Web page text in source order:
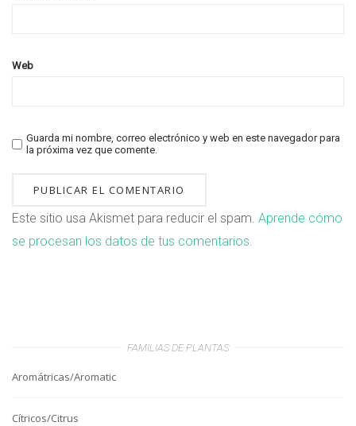
Web
Guarda mi nombre, correo electrónico y web en este navegador para
la próxima vez que comente.
Este sitio usa Akismet para reducir el spam. Aprende cómo
se procesan los datos de tus comentarios.
FAMILIAS DE PLANTAS
Aromátricas/Aromatic
Cítricos/Citrus